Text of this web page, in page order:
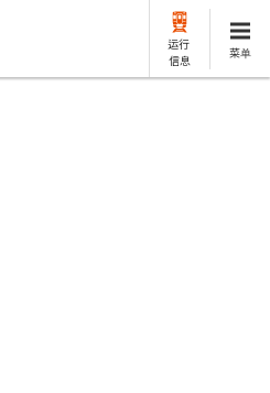
运行
信息
菜单